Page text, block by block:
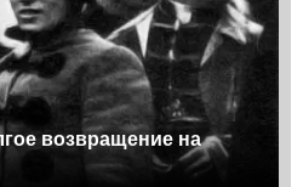
возвращение на